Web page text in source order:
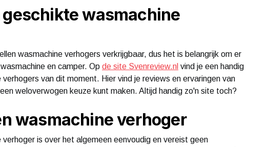
wasmachine
wasmachine verhogers verkrijgbaar, dus het is belangrijk om er
en camper. Op de site Svenreview.nl vind je een handig
van dit moment. Hier vind je reviews en ervaringen van
weloverwogen keuze kunt maken. Altijd handig zo'n site toch?
wasmachine verhoger
is over het algemeen eenvoudig en vereist geen